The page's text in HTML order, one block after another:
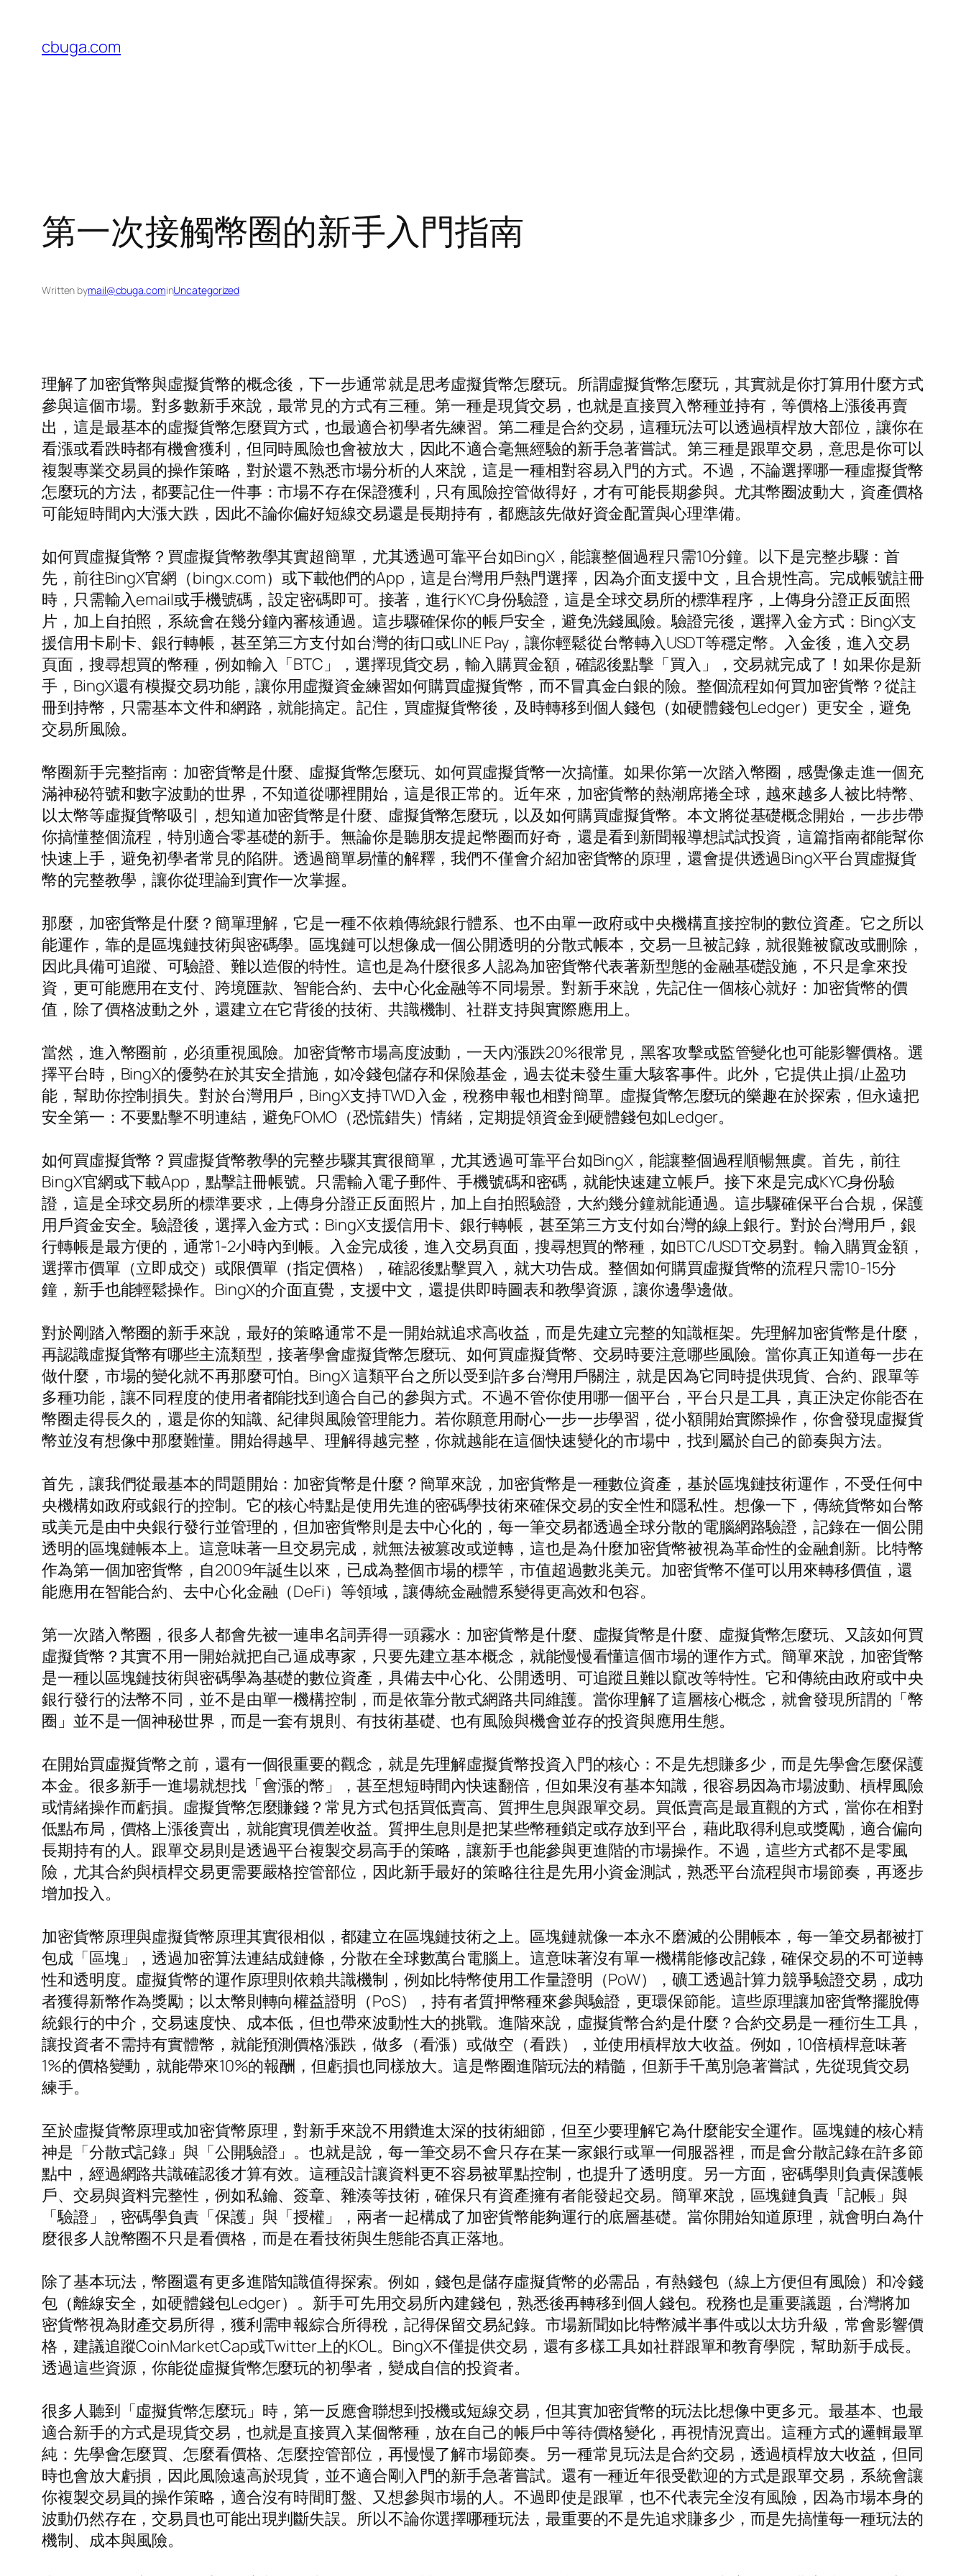
content
cbuga.com
第一次接觸幣圈的新手入門指南
Written bymail@cbuga.cominUncategorized
理解了加密貨幣與虛擬貨幣的概念後，下一步通常就是思考虛擬貨幣怎麼玩。所謂虛擬貨幣怎麼玩，其實就是你打算用什麼方式
參與這個市場。對多數新手來說，最常見的方式有三種。第一種是現貨交易，也就是直接買入幣種並持有，等價格上漲後再賣
出，這是最基本的虛擬貨幣怎麼買方式，也最適合初學者先練習。第二種是合約交易，這種玩法可以透過槓桿放大部位，讓你在
看漲或看跌時都有機會獲利，但同時風險也會被放大，因此不適合毫無經驗的新手急著嘗試。第三種是跟單交易，意思是你可以
複製專業交易員的操作策略，對於還不熟悉市場分析的人來說，這是一種相對容易入門的方式。不過，不論選擇哪一種虛擬貨幣
怎麼玩的方法，都要記住一件事：市場不存在保證獲利，只有風險控管做得好，才有可能長期參與。尤其幣圈波動大，資產價格
可能短時間內大漲大跌，因此不論你偏好短線交易還是長期持有，都應該先做好資金配置與心理準備。
如何買虛擬貨幣？買虛擬貨幣教學其實超簡單，尤其透過可靠平台如BingX，能讓整個過程只需10分鐘。以下是完整步驟：首
先，前往BingX官網（bingx.com）或下載他們的App，這是台灣用戶熱門選擇，因為介面支援中文，且合規性高。完成帳號註冊
時，只需輸入email或手機號碼，設定密碼即可。接著，進行KYC身份驗證，這是全球交易所的標準程序，上傳身分證正反面照
片，加上自拍照，系統會在幾分鐘內審核通過。這步驟確保你的帳戶安全，避免洗錢風險。驗證完後，選擇入金方式：BingX支
援信用卡刷卡、銀行轉帳，甚至第三方支付如台灣的街口或LINE Pay，讓你輕鬆從台幣轉入USDT等穩定幣。入金後，進入交易
頁面，搜尋想買的幣種，例如輸入「BTC」，選擇現貨交易，輸入購買金額，確認後點擊「買入」，交易就完成了！如果你是新
手，BingX還有模擬交易功能，讓你用虛擬資金練習如何購買虛擬貨幣，而不冒真金白銀的險。整個流程如何買加密貨幣？從註
冊到持幣，只需基本文件和網路，就能搞定。記住，買虛擬貨幣後，及時轉移到個人錢包（如硬體錢包Ledger）更安全，避免
交易所風險。
幣圈新手完整指南：加密貨幣是什麼、虛擬貨幣怎麼玩、如何買虛擬貨幣一次搞懂。如果你第一次踏入幣圈，感覺像走進一個充
滿神秘符號和數字波動的世界，不知道從哪裡開始，這是很正常的。近年來，加密貨幣的熱潮席捲全球，越來越多人被比特幣、
以太幣等虛擬貨幣吸引，想知道加密貨幣是什麼、虛擬貨幣怎麼玩，以及如何購買虛擬貨幣。本文將從基礎概念開始，一步步帶
你搞懂整個流程，特別適合零基礎的新手。無論你是聽朋友提起幣圈而好奇，還是看到新聞報導想試試投資，這篇指南都能幫你
快速上手，避免初學者常見的陷阱。透過簡單易懂的解釋，我們不僅會介紹加密貨幣的原理，還會提供透過BingX平台買虛擬貨
幣的完整教學，讓你從理論到實作一次掌握。
那麼，加密貨幣是什麼？簡單理解，它是一種不依賴傳統銀行體系、也不由單一政府或中央機構直接控制的數位資產。它之所以
能運作，靠的是區塊鏈技術與密碼學。區塊鏈可以想像成一個公開透明的分散式帳本，交易一旦被記錄，就很難被竄改或刪除，
因此具備可追蹤、可驗證、難以造假的特性。這也是為什麼很多人認為加密貨幣代表著新型態的金融基礎設施，不只是拿來投
資，更可能應用在支付、跨境匯款、智能合約、去中心化金融等不同場景。對新手來說，先記住一個核心就好：加密貨幣的價
值，除了價格波動之外，還建立在它背後的技術、共識機制、社群支持與實際應用上。
當然，進入幣圈前，必須重視風險。加密貨幣市場高度波動，一天內漲跌20%很常見，黑客攻擊或監管變化也可能影響價格。選
擇平台時，BingX的優勢在於其安全措施，如冷錢包儲存和保險基金，過去從未發生重大駭客事件。此外，它提供止損/止盈功
能，幫助你控制損失。對於台灣用戶，BingX支持TWD入金，稅務申報也相對簡單。虛擬貨幣怎麼玩的樂趣在於探索，但永遠把
安全第一：不要點擊不明連結，避免FOMO（恐慌錯失）情緒，定期提領資金到硬體錢包如Ledger。
如何買虛擬貨幣？買虛擬貨幣教學的完整步驟其實很簡單，尤其透過可靠平台如BingX，能讓整個過程順暢無虞。首先，前往
BingX官網或下載App，點擊註冊帳號。只需輸入電子郵件、手機號碼和密碼，就能快速建立帳戶。接下來是完成KYC身份驗
證，這是全球交易所的標準要求，上傳身分證正反面照片，加上自拍照驗證，大約幾分鐘就能通過。這步驟確保平台合規，保護
用戶資金安全。驗證後，選擇入金方式：BingX支援信用卡、銀行轉帳，甚至第三方支付如台灣的線上銀行。對於台灣用戶，銀
行轉帳是最方便的，通常1-2小時內到帳。入金完成後，進入交易頁面，搜尋想買的幣種，如BTC/USDT交易對。輸入購買金額，
選擇市價單（立即成交）或限價單（指定價格），確認後點擊買入，就大功告成。整個如何購買虛擬貨幣的流程只需10-15分
鐘，新手也能輕鬆操作。BingX的介面直覺，支援中文，還提供即時圖表和教學資源，讓你邊學邊做。
對於剛踏入幣圈的新手來說，最好的策略通常不是一開始就追求高收益，而是先建立完整的知識框架。先理解加密貨幣是什麼，
再認識虛擬貨幣有哪些主流類型，接著學會虛擬貨幣怎麼玩、如何買虛擬貨幣、交易時要注意哪些風險。當你真正知道每一步在
做什麼，市場的變化就不再那麼可怕。BingX 這類平台之所以受到許多台灣用戶關注，就是因為它同時提供現貨、合約、跟單等
多種功能，讓不同程度的使用者都能找到適合自己的參與方式。不過不管你使用哪一個平台，平台只是工具，真正決定你能否在
幣圈走得長久的，還是你的知識、紀律與風險管理能力。若你願意用耐心一步一步學習，從小額開始實際操作，你會發現虛擬貨
幣並沒有想像中那麼難懂。開始得越早、理解得越完整，你就越能在這個快速變化的市場中，找到屬於自己的節奏與方法。
首先，讓我們從最基本的問題開始：加密貨幣是什麼？簡單來說，加密貨幣是一種數位資產，基於區塊鏈技術運作，不受任何中
央機構如政府或銀行的控制。它的核心特點是使用先進的密碼學技術來確保交易的安全性和隱私性。想像一下，傳統貨幣如台幣
或美元是由中央銀行發行並管理的，但加密貨幣則是去中心化的，每一筆交易都透過全球分散的電腦網路驗證，記錄在一個公開
透明的區塊鏈帳本上。這意味著一旦交易完成，就無法被篡改或逆轉，這也是為什麼加密貨幣被視為革命性的金融創新。比特幣
作為第一個加密貨幣，自2009年誕生以來，已成為整個市場的標竿，市值超過數兆美元。加密貨幣不僅可以用來轉移價值，還
能應用在智能合約、去中心化金融（DeFi）等領域，讓傳統金融體系變得更高效和包容。
第一次踏入幣圈，很多人都會先被一連串名詞弄得一頭霧水：加密貨幣是什麼、虛擬貨幣是什麼、虛擬貨幣怎麼玩、又該如何買
虛擬貨幣？其實不用一開始就把自己逼成專家，只要先建立基本概念，就能慢慢看懂這個市場的運作方式。簡單來說，加密貨幣
是一種以區塊鏈技術與密碼學為基礎的數位資產，具備去中心化、公開透明、可追蹤且難以竄改等特性。它和傳統由政府或中央
銀行發行的法幣不同，並不是由單一機構控制，而是依靠分散式網路共同維護。當你理解了這層核心概念，就會發現所謂的「幣
圈」並不是一個神秘世界，而是一套有規則、有技術基礎、也有風險與機會並存的投資與應用生態。
在開始買虛擬貨幣之前，還有一個很重要的觀念，就是先理解虛擬貨幣投資入門的核心：不是先想賺多少，而是先學會怎麼保護
本金。很多新手一進場就想找「會漲的幣」，甚至想短時間內快速翻倍，但如果沒有基本知識，很容易因為市場波動、槓桿風險
或情緒操作而虧損。虛擬貨幣怎麼賺錢？常見方式包括買低賣高、質押生息與跟單交易。買低賣高是最直觀的方式，當你在相對
低點布局，價格上漲後賣出，就能實現價差收益。質押生息則是把某些幣種鎖定或存放到平台，藉此取得利息或獎勵，適合偏向
長期持有的人。跟單交易則是透過平台複製交易高手的策略，讓新手也能參與更進階的市場操作。不過，這些方式都不是零風
險，尤其合約與槓桿交易更需要嚴格控管部位，因此新手最好的策略往往是先用小資金測試，熟悉平台流程與市場節奏，再逐步
增加投入。
加密貨幣原理與虛擬貨幣原理其實很相似，都建立在區塊鏈技術之上。區塊鏈就像一本永不磨滅的公開帳本，每一筆交易都被打
包成「區塊」，透過加密算法連結成鏈條，分散在全球數萬台電腦上。這意味著沒有單一機構能修改記錄，確保交易的不可逆轉
性和透明度。虛擬貨幣的運作原理則依賴共識機制，例如比特幣使用工作量證明（PoW），礦工透過計算力競爭驗證交易，成功
者獲得新幣作為獎勵；以太幣則轉向權益證明（PoS），持有者質押幣種來參與驗證，更環保節能。這些原理讓加密貨幣擺脫傳
統銀行的中介，交易速度快、成本低，但也帶來波動性大的挑戰。進階來說，虛擬貨幣合約是什麼？合約交易是一種衍生工具，
讓投資者不需持有實體幣，就能預測價格漲跌，做多（看漲）或做空（看跌），並使用槓桿放大收益。例如，10倍槓桿意味著
1%的價格變動，就能帶來10%的報酬，但虧損也同樣放大。這是幣圈進階玩法的精髓，但新手千萬別急著嘗試，先從現貨交易
練手。
至於虛擬貨幣原理或加密貨幣原理，對新手來說不用鑽進太深的技術細節，但至少要理解它為什麼能安全運作。區塊鏈的核心精
神是「分散式記錄」與「公開驗證」。也就是說，每一筆交易不會只存在某一家銀行或單一伺服器裡，而是會分散記錄在許多節
點中，經過網路共識確認後才算有效。這種設計讓資料更不容易被單點控制，也提升了透明度。另一方面，密碼學則負責保護帳
戶、交易與資料完整性，例如私鑰、簽章、雜湊等技術，確保只有資產擁有者能發起交易。簡單來說，區塊鏈負責「記帳」與
「驗證」，密碼學負責「保護」與「授權」，兩者一起構成了加密貨幣能夠運行的底層基礎。當你開始知道原理，就會明白為什
麼很多人說幣圈不只是看價格，而是在看技術與生態能否真正落地。
除了基本玩法，幣圈還有更多進階知識值得探索。例如，錢包是儲存虛擬貨幣的必需品，有熱錢包（線上方便但有風險）和冷錢
包（離線安全，如硬體錢包Ledger）。新手可先用交易所內建錢包，熟悉後再轉移到個人錢包。稅務也是重要議題，台灣將加
密貨幣視為財產交易所得，獲利需申報綜合所得稅，記得保留交易紀錄。市場新聞如比特幣減半事件或以太坊升級，常會影響價
格，建議追蹤CoinMarketCap或Twitter上的KOL。BingX不僅提供交易，還有多樣工具如社群跟單和教育學院，幫助新手成長。
透過這些資源，你能從虛擬貨幣怎麼玩的初學者，變成自信的投資者。
很多人聽到「虛擬貨幣怎麼玩」時，第一反應會聯想到投機或短線交易，但其實加密貨幣的玩法比想像中更多元。最基本、也最
適合新手的方式是現貨交易，也就是直接買入某個幣種，放在自己的帳戶中等待價格變化，再視情況賣出。這種方式的邏輯最單
純：先學會怎麼買、怎麼看價格、怎麼控管部位，再慢慢了解市場節奏。另一種常見玩法是合約交易，透過槓桿放大收益，但同
時也會放大虧損，因此風險遠高於現貨，並不適合剛入門的新手急著嘗試。還有一種近年很受歡迎的方式是跟單交易，系統會讓
你複製交易員的操作策略，適合沒有時間盯盤、又想參與市場的人。不過即使是跟單，也不代表完全沒有風險，因為市場本身的
波動仍然存在，交易員也可能出現判斷失誤。所以不論你選擇哪種玩法，最重要的不是先追求賺多少，而是先搞懂每一種玩法的
機制、成本與風險。